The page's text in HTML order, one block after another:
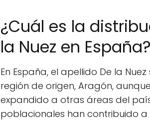
¿Cuál es la
la Nuez en España?
En España, el apellido De la
región de origen, Aragón,
expandido a otras áreas del
poblacionales han contribuido